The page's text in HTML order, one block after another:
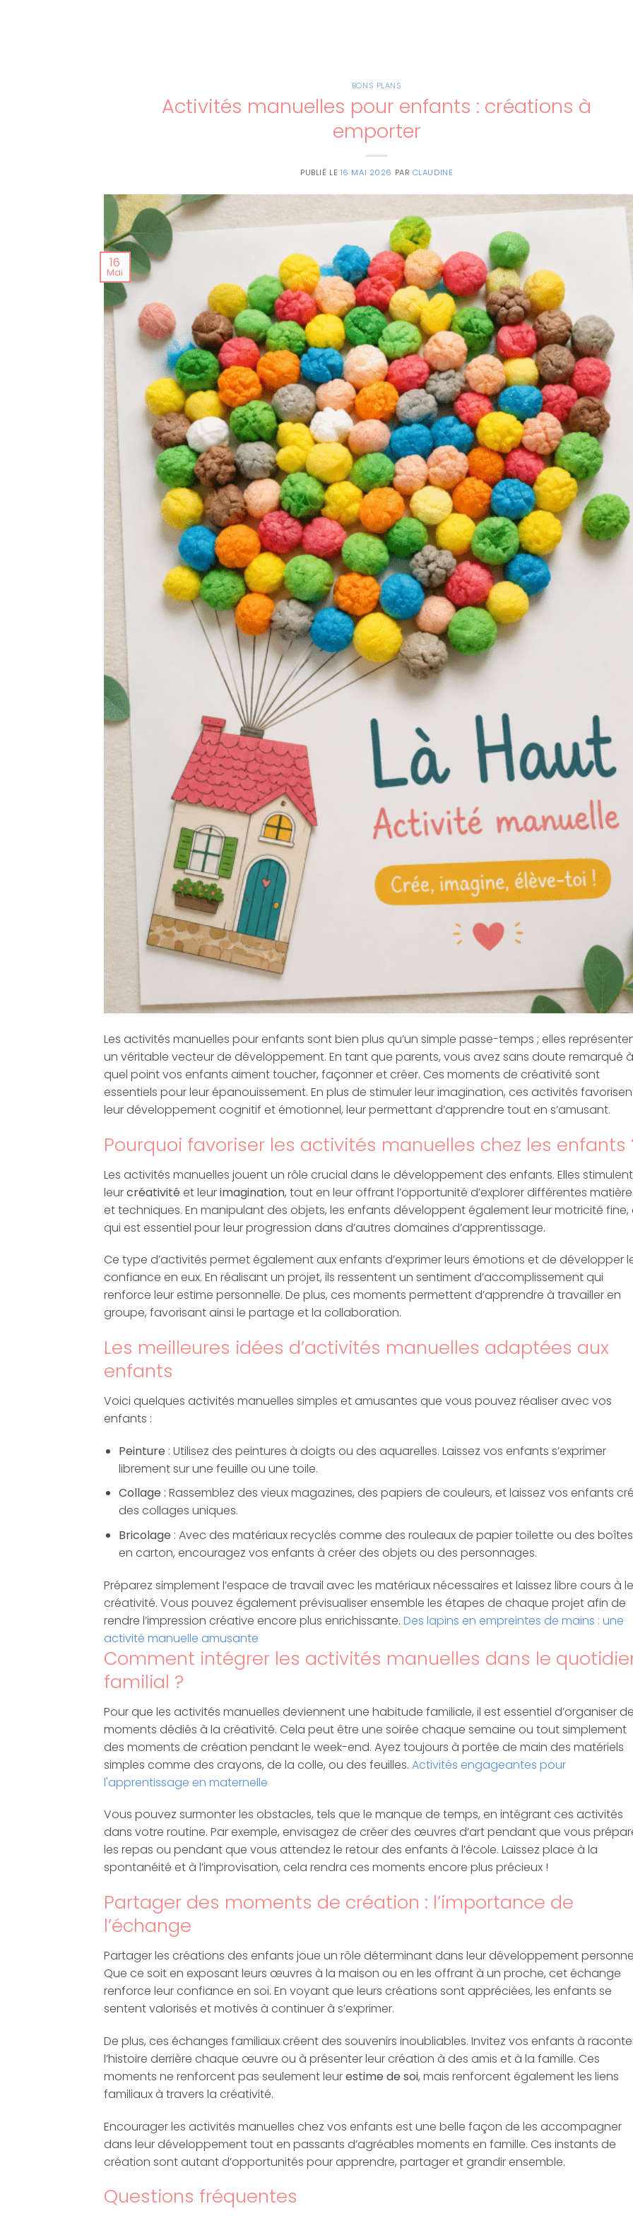
BONS PLANS
Activités manuelles pour enfants : créations à
emporter
PUBLIÉ LE 16 MAI 2026 PAR CLAUDINE
16
Mai
Les activités manuelles pour enfants sont bien plus qu’un simple passe-temps ; elles
un véritable vecteur de développement. En tant que parents, vous avez sans doute remarqué à
quel point vos enfants aiment toucher, façonner et créer. Ces moments de créativité sont
essentiels pour leur épanouissement. En plus de stimuler leur imagination, ces activités
leur développement cognitif et émotionnel, leur permettant d’apprendre tout en s’amusant.
Pourquoi favoriser les activités manuelles chez les enfants
Les activités manuelles jouent un rôle crucial dans le développement des enfants. Elles stimulent
leurcréativité et leurimagination, tout en leur offrant l’opportunité d’explorer différentes
et techniques. En manipulant des objets, les enfants développent également leur motricité fine,
qui est essentiel pour leur progression dans d’autres domaines d’apprentissage.
Ce type d’activités permet également aux enfants d’exprimer leurs émotions et de développer
confiance en eux. En réalisant un projet, ils ressentent un sentiment d’accomplissement qui
renforce leur estime personnelle. De plus, ces moments permettent d’apprendre à travailler en
groupe, favorisant ainsi le partage et la collaboration.
Les meilleures idées d’activités manuelles adaptées aux
enfants
Voici quelques activités manuelles simples et amusantes que vous pouvez réaliser avec vos
enfants :
Peinture : Utilisez des peintures à doigts ou des aquarelles. Laissez vos enfants s’exprimer
librement sur une feuille ou une toile.
Collage : Rassemblez des vieux magazines, des papiers de couleurs, et laissez vos enfants
des collages uniques.
Bricolage : Avec des matériaux recyclés comme des rouleaux de papier toilette ou des boîtes
en carton, encouragez vos enfants à créer des objets ou des personnages.
Préparez simplement l’espace de travail avec les matériaux nécessaires et laissez libre cours à
créativité. Vous pouvez également prévisualiser ensemble les étapes de chaque projet afin de
rendre l’impression créative encore plus enrichissante. Des lapins en empreintes de mains : une
activité manuelle amusante
Comment intégrer les activités manuelles dans le
familial ?
Pour que les activités manuelles deviennent une habitude familiale, il est essentiel d’organiser
moments dédiés à la créativité. Cela peut être une soirée chaque semaine ou tout simplement
des moments de création pendant le week-end. Ayez toujours à portée de main des matériels
simples comme des crayons, de la colle, ou des feuilles. Activités engageantes pour
l'apprentissage en maternelle
Vous pouvez surmonter les obstacles, tels que le manque de temps, en intégrant ces activités
dans votre routine. Par exemple, envisagez de créer des œuvres d’art pendant que vous
les repas ou pendant que vous attendez le retour des enfants à l’école. Laissez place à la
spontanéité et à l’improvisation, cela rendra ces moments encore plus précieux !
Partager des moments de création : l’importance de
l’échange
Partager les créations des enfants joue un rôle déterminant dans leur développement
Que ce soit en exposant leurs œuvres à la maison ou en les offrant à un proche, cet échange
renforce leur confiance en soi. En voyant que leurs créations sont appréciées, les enfants se
sentent valorisés et motivés à continuer à s’exprimer.
De plus, ces échanges familiaux créent des souvenirs inoubliables. Invitez vos enfants à
l’histoire derrière chaque œuvre ou à présenter leur création à des amis et à la famille. Ces
moments ne renforcent pas seulement leurestime de soi, mais renforcent également les liens
familiaux à travers la créativité.
Encourager les activités manuelles chez vos enfants est une belle façon de les accompagner
dans leur développement tout en passants d’agréables moments en famille. Ces instants de
création sont autant d’opportunités pour apprendre, partager et grandir ensemble.
Questions fréquentes